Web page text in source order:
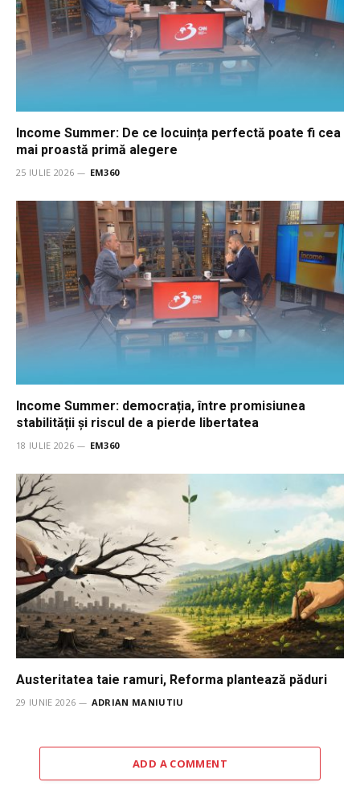
Income Summer: De ce locuința perfectă poate fi cea
mai proastă primă alegere
25 IULIE 2026 EM360
Income Summer: democrația, între promisiunea
stabilității și riscul de a pierde libertatea
18 IULIE 2026 EM360
Austeritatea taie ramuri, Reforma plantează păduri
29 IUNIE 2026 ADRIAN MANIUTIU
ADD A COMMENT